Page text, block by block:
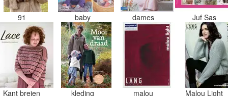
91 baby dames Juf Sas
Kant breien kleding malou Malou Light